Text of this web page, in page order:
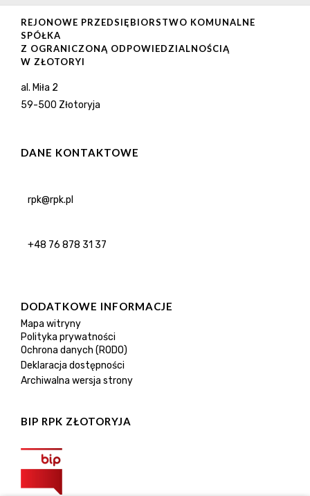
REJONOWE PRZEDSIĘBIORSTWO KOMUNALNE
SPÓŁKA
Z OGRANICZONĄ ODPOWIEDZIALNOŚCIĄ
W ZŁOTORYI
al. Miła 2
59-500 Złotoryja
DANE KONTAKTOWE
rpk@rpk.pl
+48 76 878 31 37
DODATKOWE INFORMACJE
Mapa witryny
Polityka prywatności
Ochrona danych (RODO)
Deklaracja dostępności
Archiwalna wersja strony
BIP RPK ZŁOTORYJA